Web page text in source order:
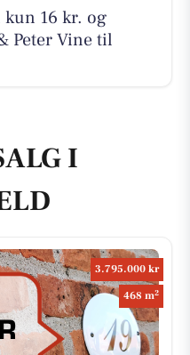
16 kr. og
Peter Vine til
I
3.795.000 kr
468 m2